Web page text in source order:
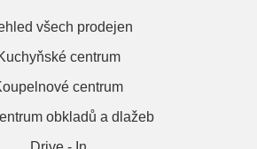
všech prodejen
centrum
centrum
obkladů a dlažeb